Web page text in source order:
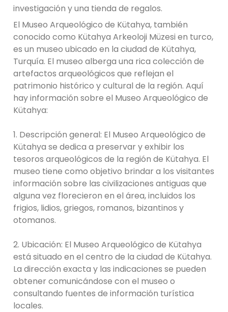
investigación y una tienda de regalos.
El Museo Arqueológico de Kütahya, también
conocido como Kütahya Arkeoloji Müzesi en turco,
es un museo ubicado en la ciudad de Kütahya,
Turquía. El museo alberga una rica colección de
artefactos arqueológicos que reflejan el
patrimonio histórico y cultural de la región. Aquí
hay información sobre el Museo Arqueológico de
Kütahya:
1. Descripción general: El Museo Arqueológico de
Kütahya se dedica a preservar y exhibir los
tesoros arqueológicos de la región de Kütahya. El
museo tiene como objetivo brindar a los visitantes
información sobre las civilizaciones antiguas que
alguna vez florecieron en el área, incluidos los
frigios, lidios, griegos, romanos, bizantinos y
otomanos.
2. Ubicación: El Museo Arqueológico de Kütahya
está situado en el centro de la ciudad de Kütahya.
La dirección exacta y las indicaciones se pueden
obtener comunicándose con el museo o
consultando fuentes de información turística
locales.